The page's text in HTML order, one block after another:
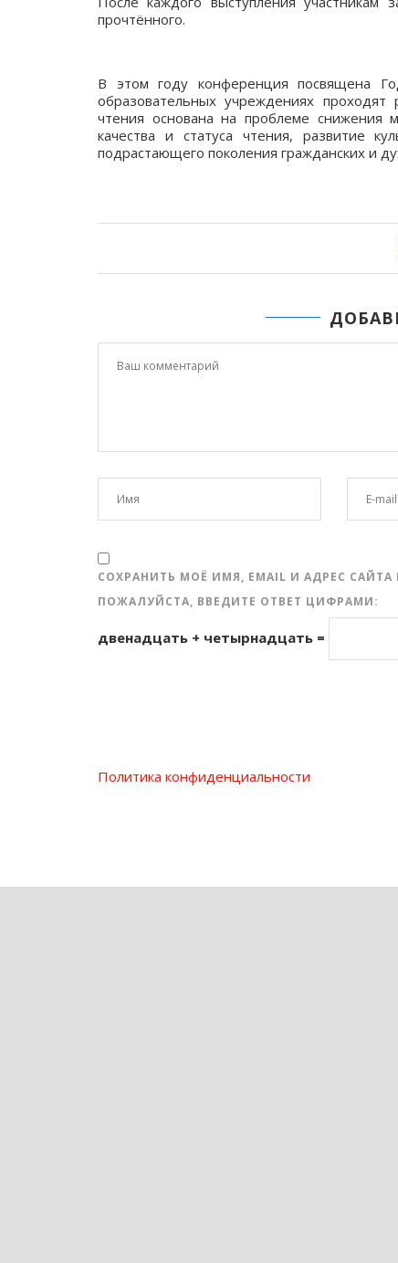
прочтённого.
В этом году конференция посвящена
образовательных учреждениях проходят
чтения основана на проблеме
качества и статуса чтения, развитие
подрастающего поколения гражданских и
СОХРАНИТЬ МОЁ ИМЯ, EMAIL И АДРЕС
ПОЖАЛУЙСТА, ВВЕДИТЕ ОТВЕТ ЦИФРАМИ:
двенадцать + четырнадцать =
Политика конфиденциальности